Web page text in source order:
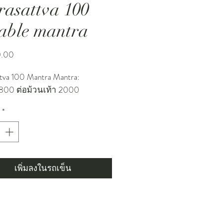
100
mantra
100 Mantra Mantra:
ต่อม้วนเท้า 2000
*
เพิ่มลงในรถเข็น